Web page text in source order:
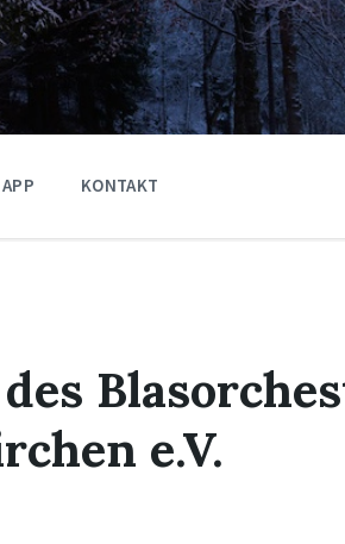
KONTAKT
e.V.